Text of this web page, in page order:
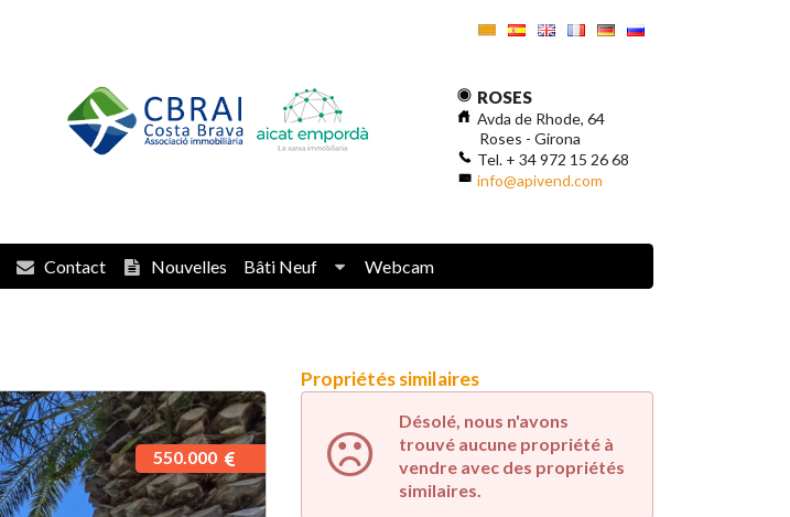
ROSES
Avda de Rhode, 64
Roses - Girona
Tel. + 34 972 15 26 68
info@apivend.com
Contact Nouvelles Bâti Neuf Webcam
550.000
Propriétés similaires
Désolé, nous n'avons
trouvé aucune propriété à
vendre avec des propriétés
similaires.